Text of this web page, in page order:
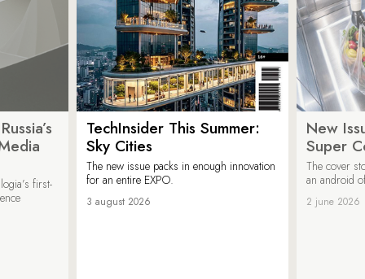
first-
TechInsider This Summer:
Sky Cities
The new issue packs in enough innovation
for an entire EXPO.
3 august 2026
New
Super
The cover
an android
2 june 2026